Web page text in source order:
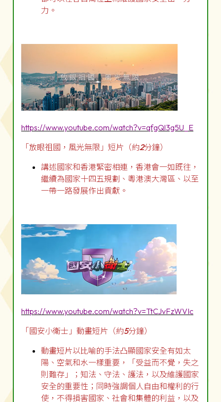
力。
https://www.youtube.com/watch?v=qfgQl3g5U_E
「放眼祖國，風光無限」短片（約2分鐘）
講述國家和香港緊密相連，香港會一如既往，
繼續為國家十四五規劃、粵港澳大灣區、以至
一帶一路發展作出貢獻。
https://www.youtube.com/watch?v=TtCJvFzWVIc
「國安小衛士」動畫短片（約5分鐘）
動畫短片以比喻的手法凸顯國家安全有如太
陽、空氣和水一樣重要，「受益而不覺，失之
則難存」；知法、守法、護法，以及維護國家
安全的重要性；同時強調個人自由和權利的行
使，不得損害國家、社會和集體的利益，以及